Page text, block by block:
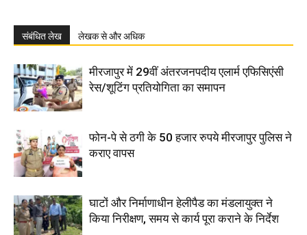
संबंधित लेख लेखक से और अधिक
मीरजापुर में 29वीं अंतरजनपदीय एलार्म एफिसिएंसी
रेस/शूटिंग प्रतियोगिता का समापन
फोन-पे से ठगी के 50 हजार रुपये मीरजापुर पुलिस ने
कराए वापस
घाटों और निर्माणाधीन हेलीपैड का मंडलायुक्त ने
किया निरीक्षण, समय से कार्य पूरा कराने के निर्देश